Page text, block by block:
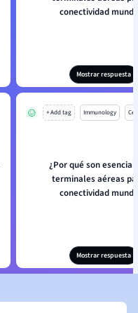
conectividad
Mostrar respuesta
+ Add tag Immunology
¿Por qué son
terminales aéreas
conectividad
Mostrar respuesta